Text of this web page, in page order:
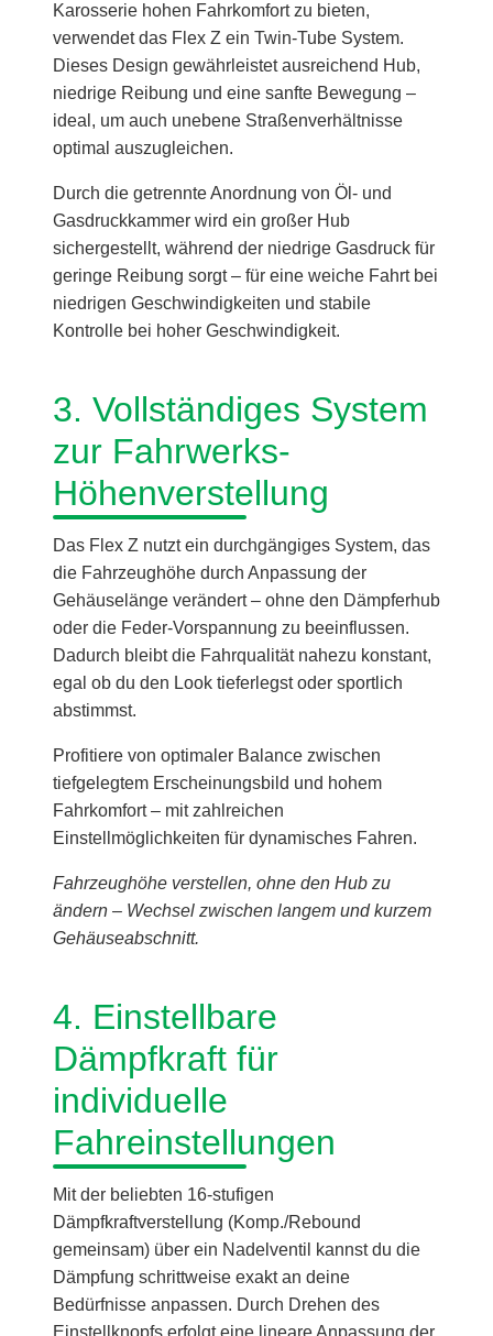
Karosserie hohen Fahrkomfort zu bieten,
verwendet das Flex Z ein Twin-Tube System.
Dieses Design gewährleistet ausreichend Hub,
niedrige Reibung und eine sanfte Bewegung –
ideal, um auch unebene Straßenverhältnisse
optimal auszugleichen.
Durch die getrennte Anordnung von Öl- und
Gasdruckkammer wird ein großer Hub
sichergestellt, während der niedrige Gasdruck für
geringe Reibung sorgt – für eine weiche Fahrt bei
niedrigen Geschwindigkeiten und stabile
Kontrolle bei hoher Geschwindigkeit.
3. Vollständiges System
zur Fahrwerks-
Höhenverstellung
Das Flex Z nutzt ein durchgängiges System, das
die Fahrzeughöhe durch Anpassung der
Gehäuselänge verändert – ohne den Dämpferhub
oder die Feder-Vorspannung zu beeinflussen.
Dadurch bleibt die Fahrqualität nahezu konstant,
egal ob du den Look tieferlegst oder sportlich
abstimmst.
Profitiere von optimaler Balance zwischen
tiefgelegtem Erscheinungsbild und hohem
Fahrkomfort – mit zahlreichen
Einstellmöglichkeiten für dynamisches Fahren.
Fahrzeughöhe verstellen, ohne den Hub zu
ändern – Wechsel zwischen langem und kurzem
Gehäuseabschnitt.
4. Einstellbare
Dämpfkraft für
individuelle
Fahreinstellungen
Mit der beliebten 16-stufigen
Dämpfkraftverstellung (Komp./Rebound
gemeinsam) über ein Nadelventil kannst du die
Dämpfung schrittweise exakt an deine
Bedürfnisse anpassen. Durch Drehen des